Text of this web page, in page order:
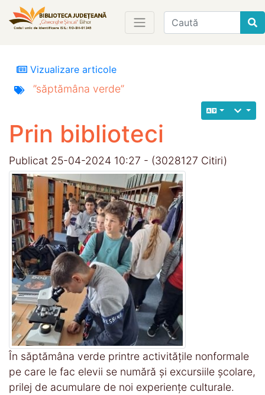
Find
Vizualizare articole
”săptămâna verde”
Prin biblioteci
Publicat 25-04-2024 10:27 - (3028127 Citiri)
În săptămâna verde printre activitățile nonformale
pe care le fac elevii se numără și excursiile școlare,
prilej de acumulare de noi experiențe culturale.